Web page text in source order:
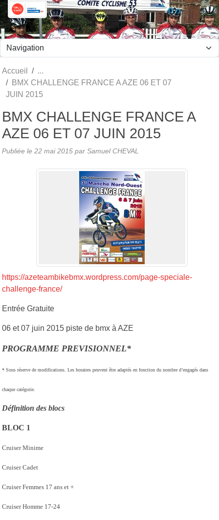
Accueil
BMX CHALLENGE FRANCE A AZE 06 ET 07
JUIN 2015
BMX CHALLENGE FRANCE A
AZE 06 ET 07 JUIN 2015
Publiée le 22 mai 2015 par Samuel CHEVAL
https://azeteambikebmx.wordpress.com/page-speciale-
challenge-france/
Entrée Gratuite
06 et 07 juin 2015 piste de bmx à AZE
PROGRAMME PREVISIONNEL*
* Sous réserve de modifications. Les horaires peuvent être adaptés en fonction du nombre d’engagés dans
chaque catégorie.
Définition des blocs
BLOC 1
Cruiser Minime
Cruiser Cadet
Cruiser Femmes 17 ans et +
Cruiser Homme 17-24
Panneau de gestion des cookies